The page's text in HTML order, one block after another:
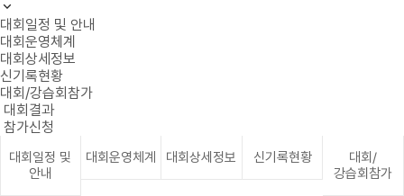
대회일정 및 안내
대회운영체계
대회상세정보
신기록현황
대회/강습회참가
대회결과
참가신청
대회일정 및
안내
대회운영체계 대회상세정보 신기록현황
대회/
강습회참가